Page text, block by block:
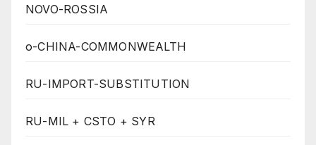
NOVO-ROSSIA
o-CHINA-COMMONWEALTH
RU-IMPORT-SUBSTITUTION
RU-MIL + CSTO + SYR